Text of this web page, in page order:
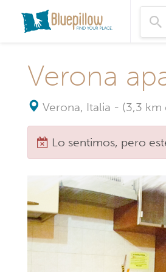
Verona
Verona, Italia - (3,3 km
Lo sentimos, pero